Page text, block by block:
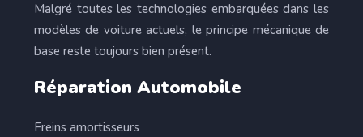
Malgré toutes les technologies embarquées dans les
modèles de voiture actuels, le principe mécanique de
base reste toujours bien présent.
Réparation Automobile
Freins amortisseurs